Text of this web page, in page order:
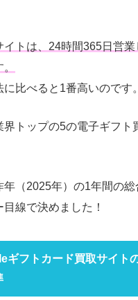
トは、 24時間365日営
に比べると 1番高いのです。
トップの5の電子ギフト
年（2025年）の1年間の総
線で決めました！
ギフトカード買取サイト